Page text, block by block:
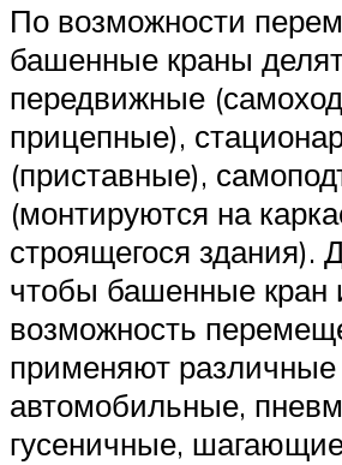
По возможности
башенные краны
передвижные
прицепные),
(приставные),
(монтируются на
строящегося здания).
чтобы башенные кран
возможность
применяют
автомобильные,
гусеничные,